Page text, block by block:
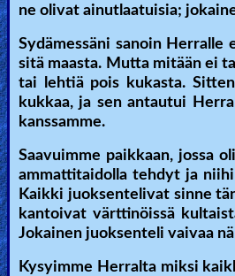
ne olivat ainutlaatuisia;
Sydämessäni sanoin
sitä maasta. Mutta mitään ei
tai lehtiä pois kukasta.
kukkaa, ja sen antautui
kanssamme.
Saavuimme paikkaan, jossa
ammattitaidolla tehdyt ja
Kaikki juoksentelivat sinne
kantoivat värttinöissä
Jokainen juoksenteli vaivaa
Kysyimme Herralta miksi